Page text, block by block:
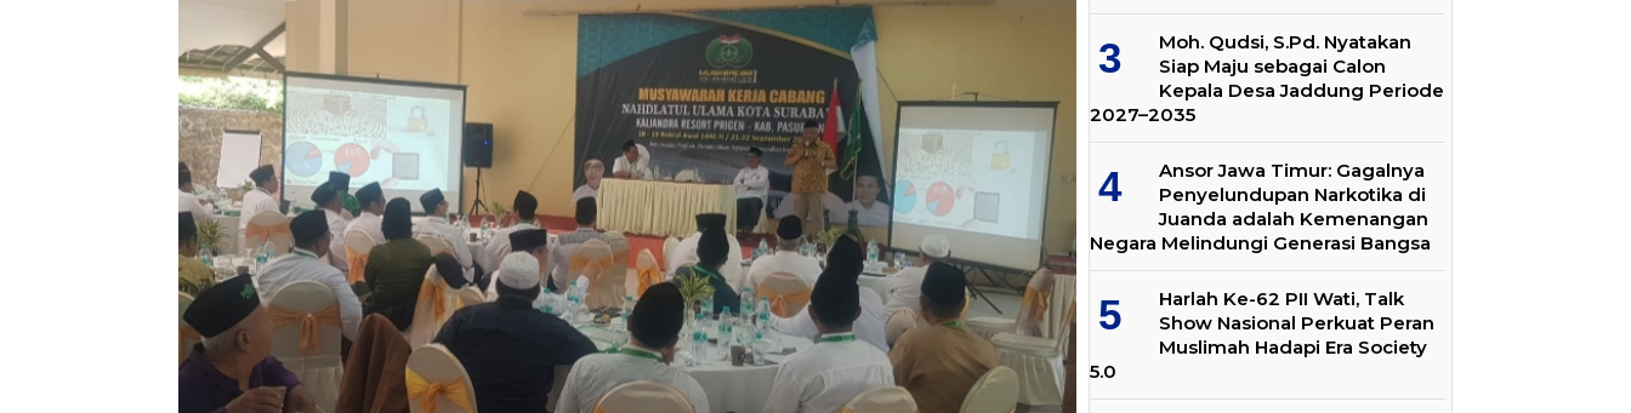
Moh. Qudsi, S.Pd. Nyatakan
Siap Maju sebagai Calon
Kepala Desa Jaddung Periode
2027–2035
Ansor Jawa Timur: Gagalnya
Penyelundupan Narkotika di
Juanda adalah Kemenangan
Negara Melindungi Generasi Bangsa
Harlah Ke-62 PII Wati, Talk
Show Nasional Perkuat Peran
Muslimah Hadapi Era Society
5.0